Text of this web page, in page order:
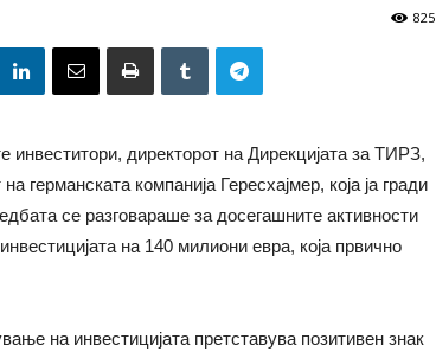
825
инвеститори, директорот на Дирекцијата за ТИРЗ,
компанија Гересхајмер, која ја гради
се разговараше за досегашните активности
на 140 милиони евра, која првично
на инвестицијата претставува позитивен знак